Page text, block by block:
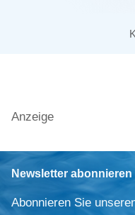
Anzeige
Newsletter abonnieren
Abonnieren Sie